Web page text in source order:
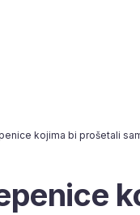
kojima bi prošetali